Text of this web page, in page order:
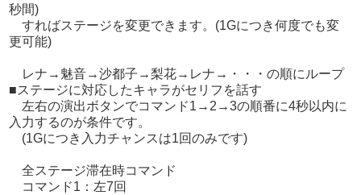
秒間)
すればステージを変更できます。(1Gにつき何度でも変
更可能)
レナ→魅音→沙都子→梨花→レナ→・・・の順にループ
■ステージに対応したキャラがセリフを話す
左右の演出ボタンでコマンド1→2→3の順番に4秒以内に
入力するのが条件です。
(1Gにつき入力チャンスは1回のみです)
全ステージ滞在時コマンド
コマンド1：左7回